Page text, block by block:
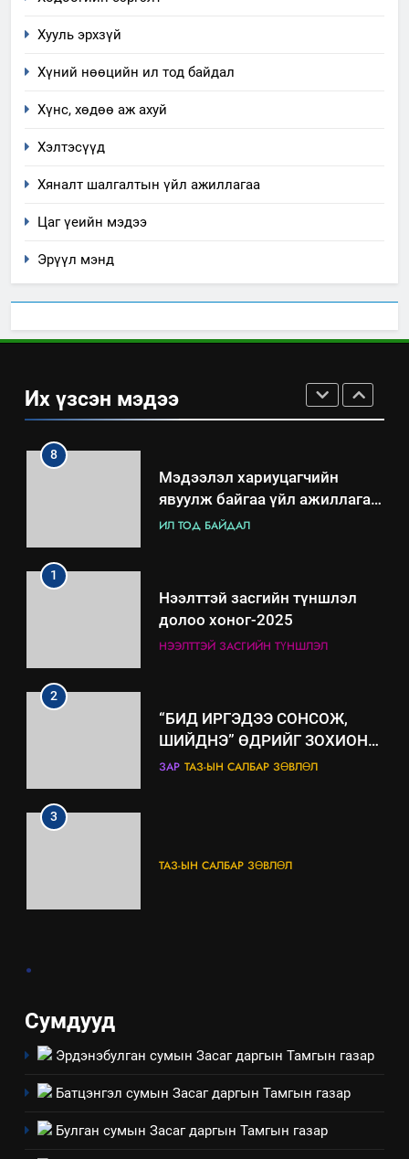
Хууль эрхзүй
Хүний нөөцийн ил тод байдал
Хүнс, хөдөө аж ахуй
Хэлтэсүүд
Хяналт шалгалтын үйл ажиллагаа
Цаг үеийн мэдээ
Эрүүл мэнд
Их үзсэн мэдээ
төлөвлөгөө
“Шинэтгэлээр түүчээлсэн
хэмжээний төлөвлөгөө
ИЛ ТОД БАЙДАЛ
7
байгаа хууль тогтоомж
ИЛ ТОД БАЙДАЛ
8
Мэдээлэл хариуцагчийн
явуулж байгаа үйл ажиллагаа,
үйлдвэрлэл, үйлчилгээ,
үзүүлэх буюу үзүүлж байгаа
нөлөөллийн талаарх
мэдээлэл
ИЛ ТОД БАЙДАЛ
1
Нээлттэй засгийн түншлэл
долоо хоног-2025
НЭЭЛТТЭЙ ЗАСГИЙН ТҮНШЛЭЛ
2
“БИД ИРГЭДЭЭ СОНСОЖ,
ШИЙДНЭ” ӨДРИЙГ ЗОХИОН
БАЙГУУЛНА
ЗАР ТАЗ-ЫН САЛБАР ЗӨВЛӨЛ
3
ТАЗ-ЫН САЛБАР ЗӨВЛӨЛ
төлөвлөгөө
5
салбар зөвлөл” аяны хүрээнд
зохион байгуулах арга
ТАЗ-ЫН САЛБАР ЗӨВЛӨЛ
.
Сумдууд
Эрдэнэбулган сумын Засаг даргын Тамгын газар
Батцэнгэл сумын Засаг даргын Тамгын газар
Булган сумын Засаг даргын Тамгын газар